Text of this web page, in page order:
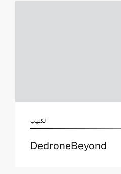
الكتيب
DedroneBeyond